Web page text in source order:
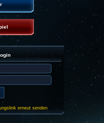
erneut senden